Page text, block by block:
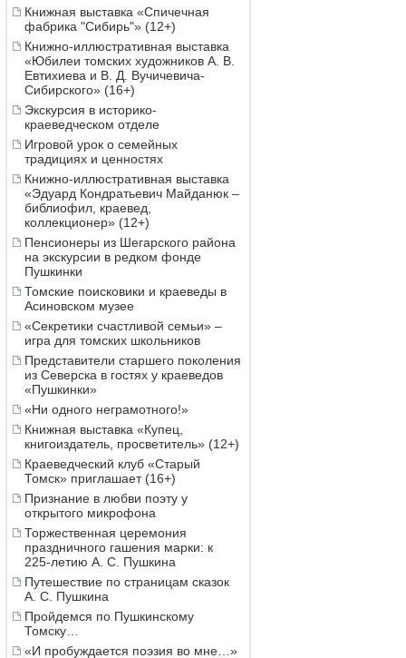
Книжная выставка «Спичечная
фабрика "Сибирь"» (12+)
Книжно-иллюстративная выставка
«Юбилеи томских художников А. В.
Евтихиева и В. Д. Вучичевича-
Сибирского» (16+)
Экскурсия в историко-
краеведческом отделе
Игровой урок о семейных
традициях и ценностях
Книжно-иллюстративная выставка
«Эдуард Кондратьевич Майданюк –
библиофил, краевед,
коллекционер» (12+)
Пенсионеры из Шегарского района
на экскурсии в редком фонде
Пушкинки
Томские поисковики и краеведы в
Асиновском музее
«Секретики счастливой семьи» –
игра для томских школьников
Представители старшего поколения
из Северска в гостях у краеведов
«Пушкинки»
«Ни одного неграмотного!»
Книжная выставка «Купец,
книгоиздатель, просветитель» (12+)
Краеведческий клуб «Старый
Томск» приглашает (16+)
Признание в любви поэту у
открытого микрофона
Торжественная церемония
праздничного гашения марки: к
225-летию А. С. Пушкина
Путешествие по страницам сказок
А. С. Пушкина
Пройдемся по Пушкинскому
Томску…
«И пробуждается поэзия во мне…»